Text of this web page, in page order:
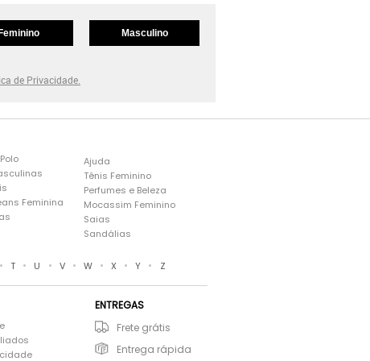
Feminino Masculino
de Privacidade.
Feminina
Ajuda
Tênis Feminino
Perfumes e Beleza
Mocassim Feminino
Saias
Sandálias
• T • U • V • W • X • Y • Z
ENTREGAS
Frete grátis
Entrega rápida